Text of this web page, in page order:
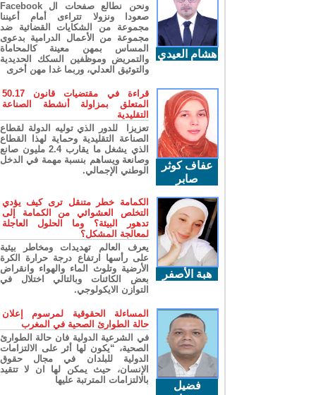
هشام العيدي
ونحن نطالع صفحات ال Facebook
صعودا ونزولا تتراءى أمام أعيننا
مجموعة من الشكايات القضائية ضد
مجموعة من الأعمال الدرامية بدعوى
المساس بمهن معينة كالمحاماة
والتمريض وموظفين السكك الحديدية
والتوثيق العدلي، وربما غدا مهن أخرى
عفاف كوثر
صابر
قراءة في مقتضيات قانون 50.17
المتعلق بمزاولة أنشطة الصناعة
التقليدية
تعزيزا للدور الذي توليه الدولة لقطاع
الصناعة التقليدية وحماية لهذا القطاع
الذي يشغل ما يقارب 2.4 مليون صانع
وصانعة ويساهم بنسبة مهمة في الدخل
الوطني الإجمالي.
هبة الأصفر
الكمامة خطر متنقل ترى كيف يؤدي
التخلص العشوائي من الكمامة إلى
تدهور البيئة؟ وما الحلول العاجلة
لمعالجة المشكل؟
يعرف العالم تهديدات ومخاطر بيئية
على رأسها ارتفاع درجة حرارة الكرة
الأرضية وتلوث الماء والهواء وانقراض
بعض الكائنات وبالتالي اختلال في
التوازن الايكولوجي.
فضيل
المساءلة الحقوقية لمرسوم إعلان
حالة الطوارئ الصحية في المغرب
في الشرعية الدولية فان حالة الطوارئ
الصحية، “يكون لها أثر على الالتزامات
الدولية للبلدان في مجال حقوق
الإنسان، حيث يمكن لها ان لا تتقيد
بالالتزامات المترتبة عليها